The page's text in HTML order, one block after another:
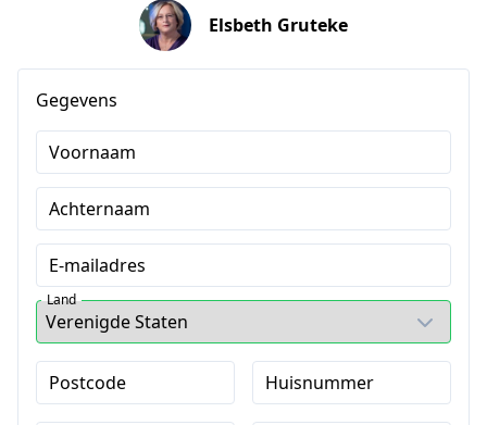
Elsbeth Gruteke
Gegevens
Voornaam
Achternaam
E-mailadres
Land
Postcode Huisnummer